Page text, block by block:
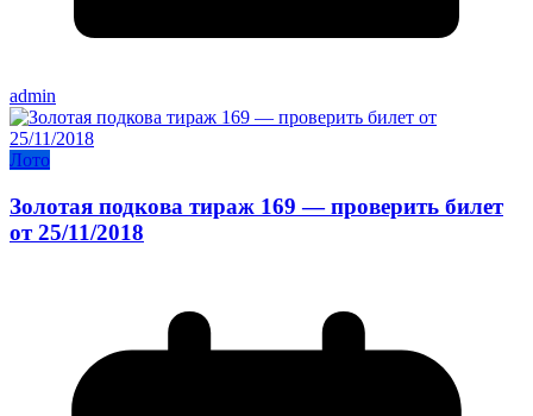
admin
Лото
Золотая подкова тираж 169 — проверить билет
от 25/11/2018